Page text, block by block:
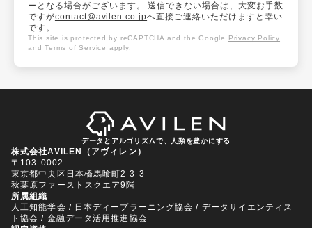
ーとなる場合がございます。 送信できない場合は、大変お手数
ですがcontact@avilen.co.jpへ直接ご連絡いただけますと幸い
です。
This site is protected by reCAPTCHA and the Google
Privacy Policy
and Terms of Service apply.
データとアルゴリズムで、人類を豊かにする
株式会社AVILEN（アヴィレン）
〒103-0002
東京都中央区日本橋馬喰町2-3-3
秋葉原ファーストスクエア9階
所属組織
人工知能学会 / 日本ディープラーニング協会 / データサイエンティス
ト協会 / 金融データ活用推進協会